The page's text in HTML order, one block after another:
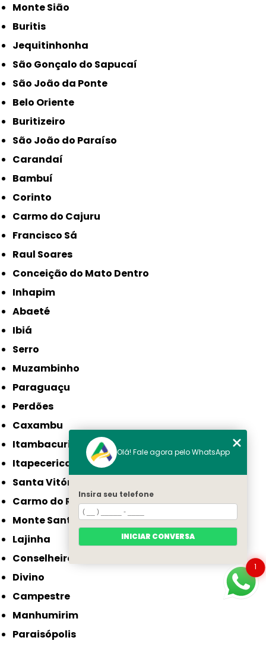
Monte Sião
Buritis
Jequitinhonha
São Gonçalo do Sapucaí
São João da Ponte
Belo Oriente
Buritizeiro
São João do Paraíso
Carandaí
Bambuí
Corinto
Carmo do Cajuru
Francisco Sá
Raul Soares
Conceição do Mato Dentro
Inhapim
Abaeté
Ibiá
Serro
Muzambinho
Paraguaçu
Perdões
Caxambu
Itambacuri
Itapecerica
Santa Vitória
Carmo do Rio Claro
Monte Santo de Minas
Lajinha
Conselheiro Pena
Divino
Campestre
Manhumirim
Paraisópolis
1
Olá! Fale agora pelo WhatsApp
Insira seu telefone
INICIAR CONVERSA